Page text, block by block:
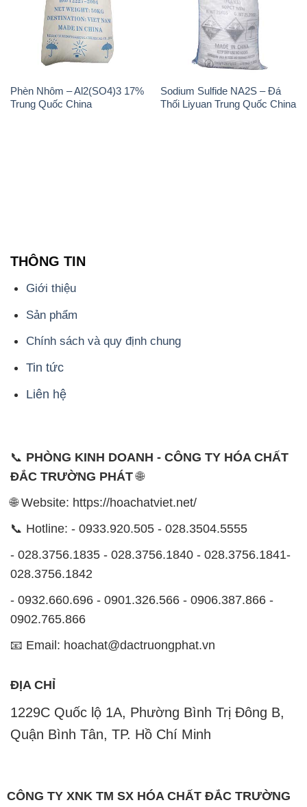
Phèn Nhôm – Al2(SO4)3 17%
Trung Quốc China
Sodium Sulfide NA2S – Đá
Thối Liyuan Trung Quốc China
Chính sách và quy định chung
Tin tức
Liên hệ
📞
PHÒNG KINH DOANH - CÔNG TY HÓA CHẤT
ĐẮC TRƯỜNG PHÁT
- 028.3756.1835 - 028.3756.1840 - 028.3756.1841-
0902.765.866
📧 Email: hoachat@dactruongphat.vn
ĐỊA CHỈ
1229C Quốc lộ 1A, Phường Bình Trị Đông B,
Quận Bình Tân, TP. Hồ Chí Minh
CÔNG TY XNK TM SX HÓA CHẤT ĐẮC TRƯỜNG
PHÁT
đầu trong lĩnh vực kinh doanh và phân phối các loại